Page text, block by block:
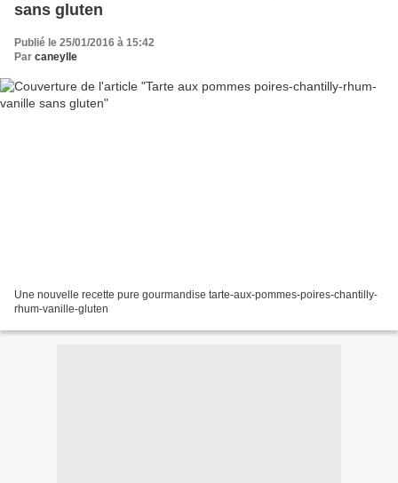
sans gluten
Publié le 25/01/2016 à 15:42
Par caneylle
Une nouvelle recette pure gourmandise tarte-aux-pommes-poires-chantilly-
rhum-vanille-gluten